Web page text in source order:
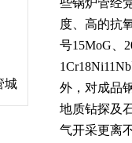
城
些锅炉管经
度 、高的抗
号15MoG、
1Cr18Ni11Nb
外，对成品
地质钻探及
气开采更离